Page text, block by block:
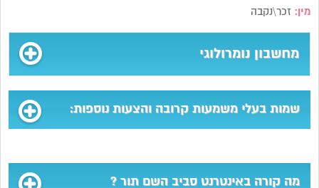
מין: זכר\נקבה
מחשבון נומרולוגי
שמות בעלי משמעות קרובה והצעות נוספות:
מה קורה באינטרנט סביב השם תור ?